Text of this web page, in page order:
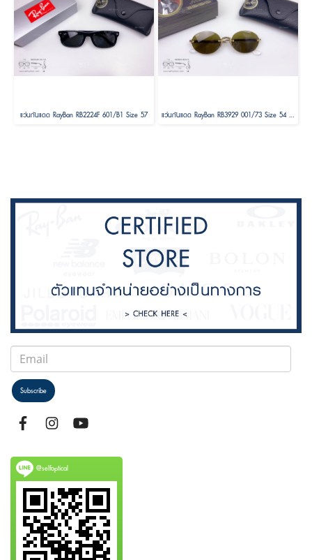
แว่นกันแดด RayBan RB2224F 601/B1 Size 57 แว่นกันแดด RayBan RB3929 001/73 Size 54 by A$AP ASAP Rocky
Subscribe
@selfoptical